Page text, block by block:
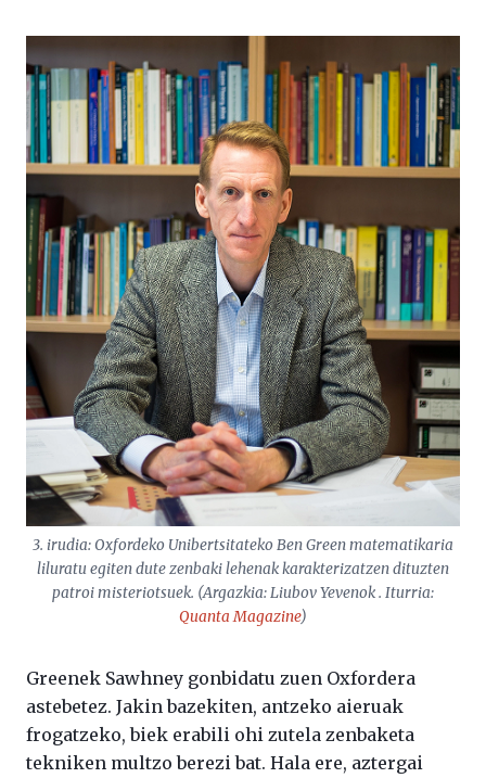
3. irudia: Oxfordeko Unibertsitateko Ben Green matematikaria
liluratu egiten dute zenbaki lehenak karakterizatzen dituzten
patroi misteriotsuek. (Argazkia: Liubov Yevenok . Iturria:
Quanta Magazine)
Greenek Sawhney gonbidatu zuen Oxfordera
astebetez. Jakin bazekiten, antzeko aieruak
frogatzeko, biek erabili ohi zutela zenbaketa
tekniken multzo berezi bat. Hala ere, aztergai